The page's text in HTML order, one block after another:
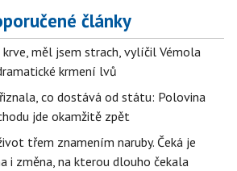
články
měl jsem strach, vylíčil Vémola
krmení lvů
co dostává od státu: Polovina
jde okamžitě zpět
třem znamením naruby. Čeká je
i změna, na kterou dlouho čekala